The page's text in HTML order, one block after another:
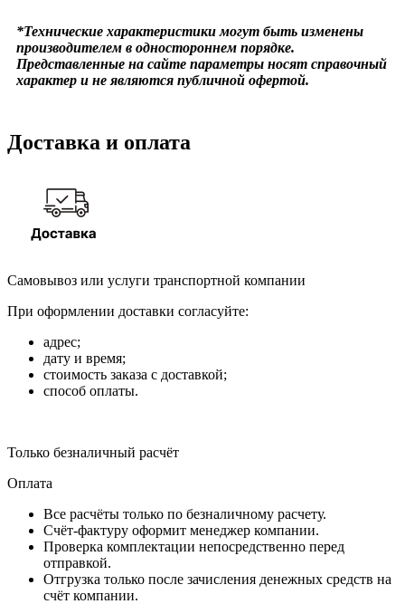
*Технические характеристики могут быть изменены
производителем в одностороннем порядке.
Представленные на сайте параметры носят справочный
характер и не являются публичной офертой.
Доставка и оплата
Самовывоз или услуги транспортной компании
При оформлении доставки согласуйте:
адрес;
дату и время;
стоимость заказа с доставкой;
способ оплаты.
Только безналичный расчёт
Оплата
Все расчёты только по безналичному расчету.
Счёт-фактуру оформит менеджер компании.
Проверка комплектации непосредственно перед
отправкой.
Отгрузка только после зачисления денежных средств на
счёт компании.